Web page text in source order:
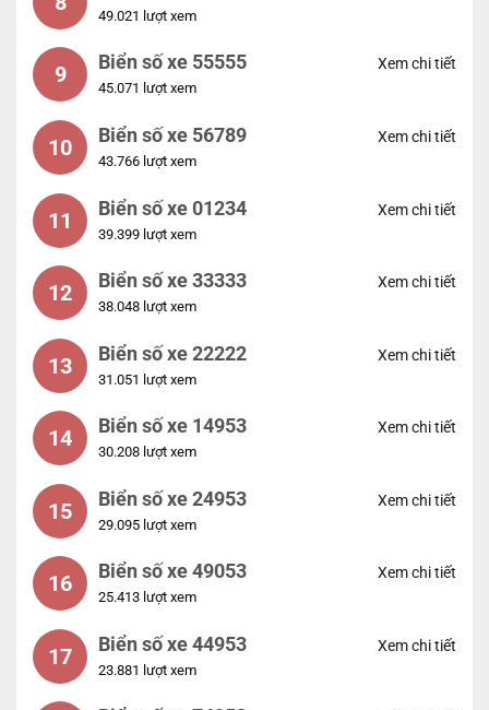
49.021 lượt xem
9 Biển số xe 55555
45.071 lượt xem
Xem chi tiết
10 Biển số xe 56789
43.766 lượt xem
Xem chi tiết
11 Biển số xe 01234
39.399 lượt xem
Xem chi tiết
12 Biển số xe 33333
38.048 lượt xem
Xem chi tiết
13 Biển số xe 22222
31.051 lượt xem
Xem chi tiết
14 Biển số xe 14953
30.208 lượt xem
Xem chi tiết
15 Biển số xe 24953
29.095 lượt xem
Xem chi tiết
16 Biển số xe 49053
25.413 lượt xem
Xem chi tiết
17 Biển số xe 44953
23.881 lượt xem
Xem chi tiết